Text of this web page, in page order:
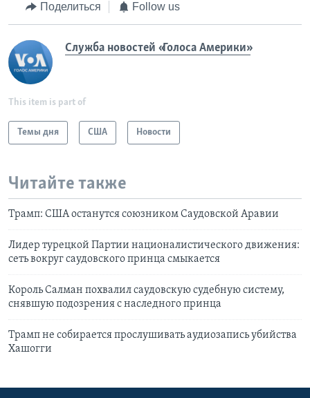
Поделиться Follow us
Служба новостей «Голоса Америки»
This item is part of
Темы дня США Новости
Читайте также
Трамп: США останутся союзником Саудовской Аравии
Лидер турецкой Партии националистического движения:
сеть вокруг саудовского принца смыкается
Король Салман похвалил саудовскую судебную систему,
снявшую подозрения с наследного принца
Трамп не собирается прослушивать аудиозапись убийства
Хашогги